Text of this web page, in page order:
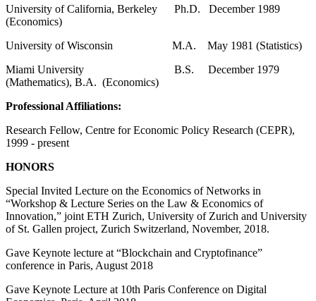
University of California, Berkeley Ph.D. December 1989
(Economics)
University of Wisconsin M.A. May 1981 (Statistics)
Miami University B.S. December 1979
(Mathematics), B.A. (Economics)
Professional Affiliations:
Research Fellow, Centre for Economic Policy Research (CEPR),
1999 - present
HONORS
Special Invited Lecture on the Economics of Networks in
“Workshop & Lecture Series on the Law & Economics of
Innovation,” joint ETH Zurich, University of Zurich and University
of St. Gallen project, Zurich Switzerland, November, 2018.
Gave Keynote lecture at “Blockchain and Cryptofinance”
conference in Paris, August 2018
Gave Keynote Lecture at 10th Paris Conference on Digital